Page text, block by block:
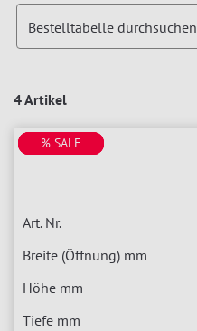
4 Artikel
Bestelltabelle durchsuchen
% SALE
% SALE
% SALE
% SALE